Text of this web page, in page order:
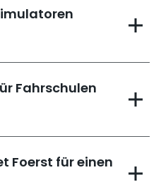
Fahrschulen
Foerst für einen